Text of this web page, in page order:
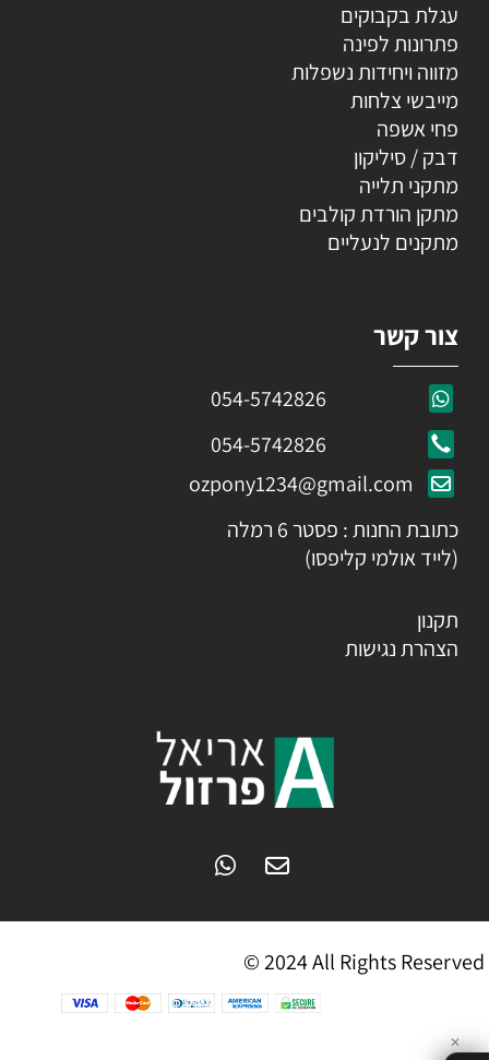
עגלת בקבוקים
פתרונות לפינה
מזווה ויחידות נשפלות
מייבשי צלחות
פחי אשפה
דבק / סיליקון
מתקני תלייה
מתקן הורדת קולבים
מתקנים לנעליים
צור קשר
054-5742826
054-5742826
ozpony1234@gmail.com
כתובת החנות : פסטר 6 רמלה
(לייד אולמי קליפסו)
תקנון
הצהרת נגישות
© 2024 All Rights Reserved
✕